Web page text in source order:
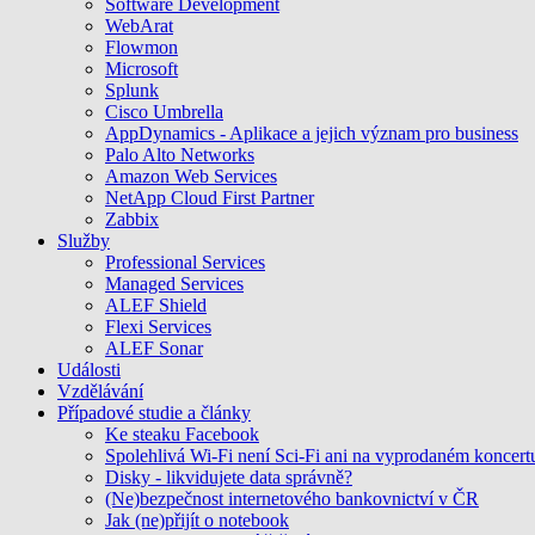
Software Development
WebArat
Flowmon
Microsoft
Splunk
Cisco Umbrella
AppDynamics - Aplikace a jejich význam pro business
Palo Alto Networks
Amazon Web Services
NetApp Cloud First Partner
Zabbix
Služby
Professional Services
Managed Services
ALEF Shield
Flexi Services
ALEF Sonar
Události
Vzdělávání
Případové studie a články
Ke steaku Facebook
Spolehlivá Wi-Fi není Sci-Fi ani na vyprodaném
Disky - likvidujete data správně?
(Ne)bezpečnost internetového bankovnictví v ČR
Jak (ne)přijít o notebook